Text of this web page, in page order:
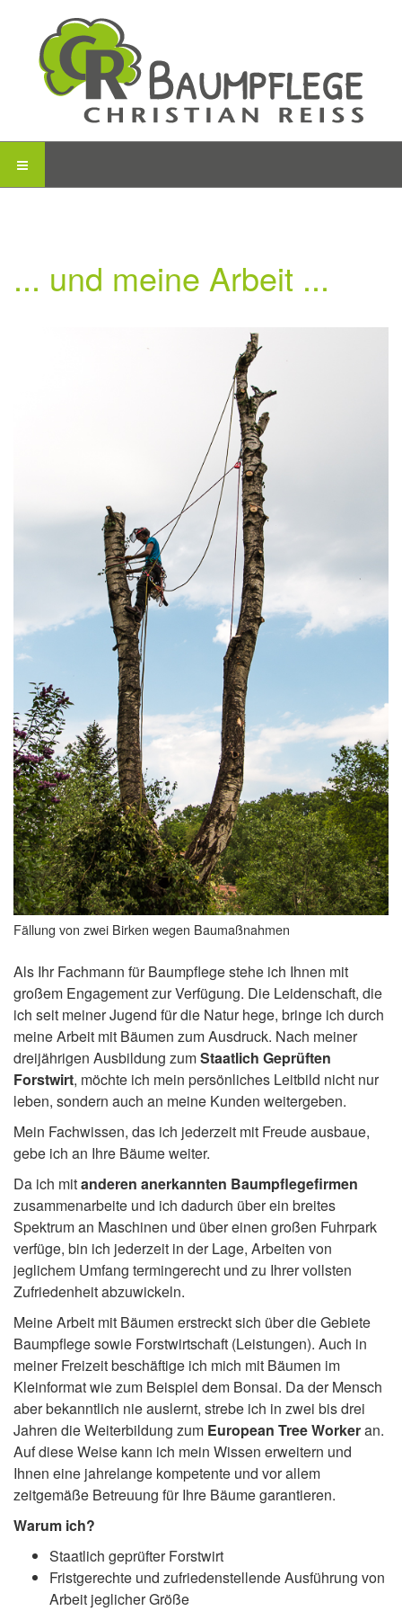
... und meine Arbeit ...
Fällung von zwei Birken wegen Baumaßnahmen
Als Ihr Fachmann für Baumpflege stehe ich Ihnen mit
großem Engagement zur Verfügung. Die Leidenschaft, die
ich seit meiner Jugend für die Natur hege, bringe ich durch
meine Arbeit mit Bäumen zum Ausdruck. Nach meiner
dreijährigen Ausbildung zumStaatlich Geprüften
Forstwirt, möchte ich mein persönliches Leitbild nicht nur
leben, sondern auch an meine Kunden weitergeben.
Mein Fachwissen, das ich jederzeit mit Freude ausbaue,
gebe ich an Ihre Bäume weiter.
Da ich mitanderen anerkannten Baumpflegefirmen
zusammenarbeite und ich dadurch über ein breites
Spektrum an Maschinen und über einen großen Fuhrpark
verfüge, bin ich jederzeit in der Lage, Arbeiten von
jeglichem Umfang termingerecht und zu Ihrer vollsten
Zufriedenheit abzuwickeln.
Meine Arbeit mit Bäumen erstreckt sich über die Gebiete
Baumpflege sowie Forstwirtschaft (Leistungen). Auch in
meiner Freizeit beschäftige ich mich mit Bäumen im
Kleinformat wie zum Beispiel dem Bonsai. Da der Mensch
aber bekanntlich nie auslernt, strebe ich in zwei bis drei
Jahren die Weiterbildung zum European Tree Workeran.
Auf diese Weise kann ich mein Wissen erweitern und
Ihnen eine jahrelange kompetente und vor allem
zeitgemäße Betreuung für Ihre Bäume garantieren.
Warum ich?
Staatlich geprüfter Forstwirt
Fristgerechte und zufriedenstellende Ausführung von
Arbeit jeglicher Größe